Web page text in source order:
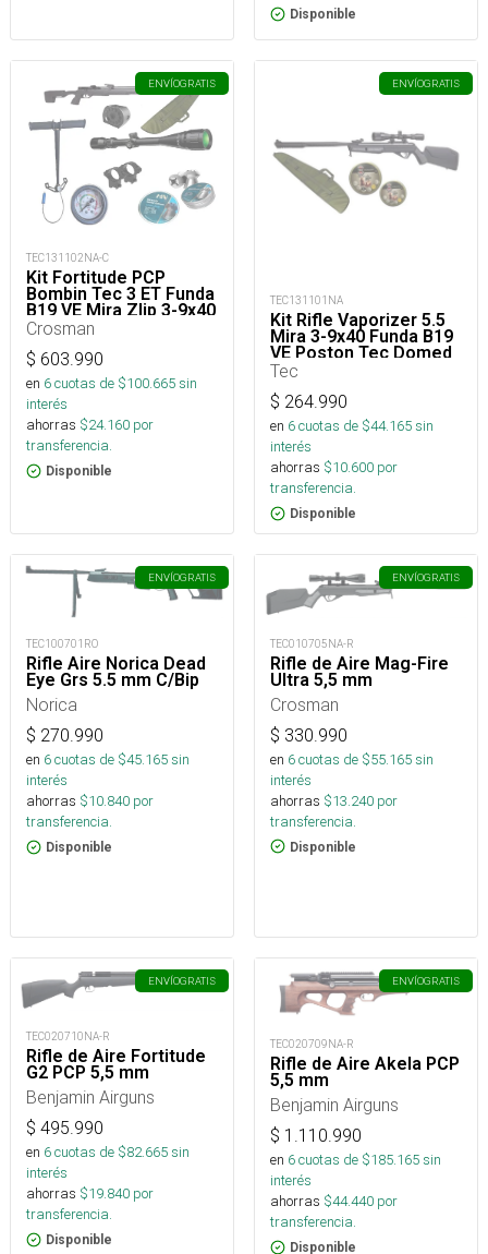
Disponible
ENVÍOGRATIS
TEC131102NA-C
Kit Fortitude PCP
Bombin Tec 3 ET Funda
B19 VE Mira Zlip 3-9x40
- Poston P022 2LT -
Crosman
Crosman
$ 603.990
en 6cuotas de $100.665sin
interés
ahorras $24.160 por
transferencia.
Disponible
ENVÍOGRATIS
TEC131101NA
Kit Rifle Vaporizer 5.5
Mira 3-9x40 Funda B19
VE Poston Tec Domed
18,13 5,5 2LT_
Tec
$ 264.990
en 6cuotas de $44.165sin
interés
ahorras $10.600 por
transferencia.
Disponible
ENVÍOGRATIS
TEC100701RO
Rifle Aire Norica Dead
Eye Grs 5.5 mm C/Bip
Norica
$ 270.990
en 6cuotas de $45.165sin
interés
ahorras $10.840 por
transferencia.
Disponible
ENVÍOGRATIS
TEC010705NA-R
Rifle de Aire Mag-Fire
Ultra 5,5 mm
Crosman
$ 330.990
en 6cuotas de $55.165sin
interés
ahorras $13.240 por
transferencia.
Disponible
ENVÍOGRATIS
TEC020710NA-R
Rifle de Aire Fortitude
G2 PCP 5,5 mm
Benjamin Airguns
$ 495.990
en 6cuotas de $82.665sin
interés
ahorras $19.840 por
transferencia.
Disponible
ENVÍOGRATIS
TEC020709NA-R
Rifle de Aire Akela PCP
5,5 mm
Benjamin Airguns
$ 1.110.990
en 6cuotas de $185.165sin
interés
ahorras $44.440 por
transferencia.
Disponible